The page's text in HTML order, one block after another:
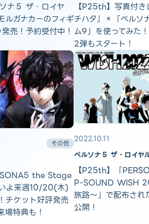
ナ５ ザ・ロイヤ
ルガナカーのフィギ
売！予約受付中！
【P25th】写真付き
チハタ」×「ペルソ
ム9」を使ってみた
2弾もスタート！
その他
the Stage
よ来週10/20(木)
ケット好評発売
場特典も！
2022.10.11
ペルソナ５ ザ・ロイヤ
【P25th】「
P-SOUND WISH
旅路～」で配布され
公開！